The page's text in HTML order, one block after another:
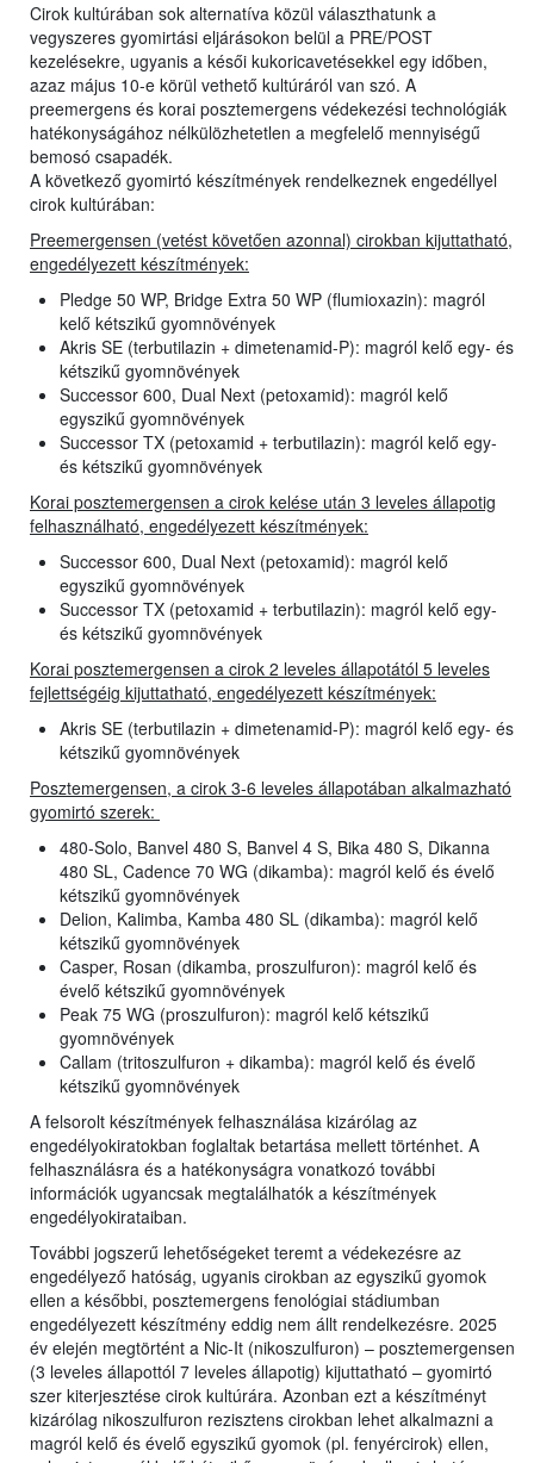
Cirok kultúrában sok alternatíva közül választhatunk a
vegyszeres gyomirtási eljárásokon belül a PRE/POST
kezelésekre, ugyanis a késői kukoricavetésekkel egy időben,
azaz május 10-e körül vethető kultúráról van szó. A
preemergens és korai posztemergens védekezési technológiák
hatékonyságához nélkülözhetetlen a megfelelő mennyiségű
bemosó csapadék.
A következő gyomirtó készítmények rendelkeznek engedéllyel
cirok kultúrában:
Preemergensen (vetést követően azonnal) cirokban kijuttatható,
engedélyezett készítmények:
Pledge 50 WP, Bridge Extra 50 WP (flumioxazin): magról
kelő kétszikű gyomnövények
Akris SE (terbutilazin + dimetenamid-P): magról kelő egy- és
kétszikű gyomnövények
Successor 600, Dual Next (petoxamid): magról kelő
egyszikű gyomnövények
Successor TX (petoxamid + terbutilazin): magról kelő egy-
és kétszikű gyomnövények
Korai posztemergensen a cirok kelése után 3 leveles állapotig
felhasználható, engedélyezett készítmények:
Successor 600, Dual Next (petoxamid): magról kelő
egyszikű gyomnövények
Successor TX (petoxamid + terbutilazin): magról kelő egy-
és kétszikű gyomnövények
Korai posztemergensen a cirok 2 leveles állapotától 5 leveles
fejlettségéig kijuttatható, engedélyezett készítmények:
Akris SE (terbutilazin + dimetenamid-P): magról kelő egy- és
kétszikű gyomnövények
Posztemergensen, a cirok 3-6 leveles állapotában alkalmazható
gyomirtó szerek:
480-Solo, Banvel 480 S, Banvel 4 S, Bika 480 S, Dikanna
480 SL, Cadence 70 WG (dikamba): magról kelő és évelő
kétszikű gyomnövények
Delion, Kalimba, Kamba 480 SL (dikamba): magról kelő
kétszikű gyomnövények
Casper, Rosan (dikamba, proszulfuron): magról kelő és
évelő kétszikű gyomnövények
Peak 75 WG (proszulfuron): magról kelő kétszikű
gyomnövények
Callam (tritoszulfuron + dikamba): magról kelő és évelő
kétszikű gyomnövények
A felsorolt készítmények felhasználása kizárólag az
engedélyokiratokban foglaltak betartása mellett történhet. A
felhasználásra és a hatékonyságra vonatkozó további
információk ugyancsak megtalálhatók a készítmények
engedélyokirataiban.
További jogszerű lehetőségeket teremt a védekezésre az
engedélyező hatóság, ugyanis cirokban az egyszikű gyomok
ellen a későbbi, posztemergens fenológiai stádiumban
engedélyezett készítmény eddig nem állt rendelkezésre. 2025
év elején megtörtént a Nic-It (nikoszulfuron) – posztemergensen
(3 leveles állapottól 7 leveles állapotig) kijuttatható – gyomirtó
szer kiterjesztése cirok kultúrára. Azonban ezt a készítményt
kizárólag nikoszulfuron rezisztens cirokban lehet alkalmazni a
magról kelő és évelő egyszikű gyomok (pl. fenyércirok) ellen,